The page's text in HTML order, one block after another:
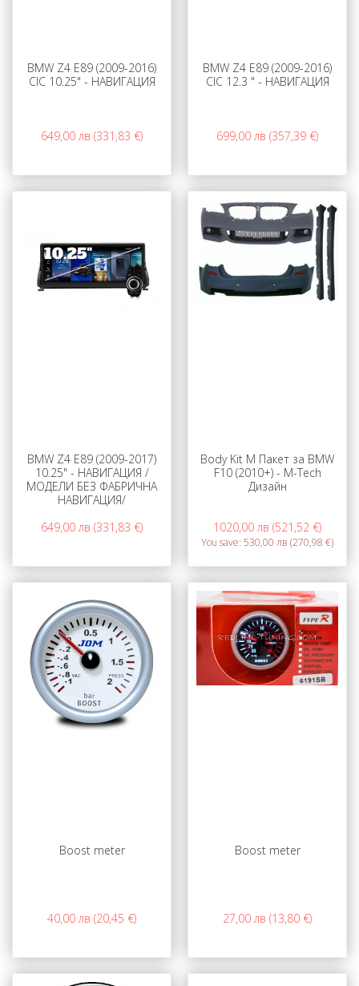
BMW Z4 E89 (2009-2016)
CIC 10.25" - НАВИГАЦИЯ
649,00 лв (331,83 €)
BMW Z4 E89 (2009-2016)
CIC 12.3 " - НАВИГАЦИЯ
699,00 лв (357,39 €)
BMW Z4 E89 (2009-2017)
10.25" - НАВИГАЦИЯ /
МОДЕЛИ БЕЗ ФАБРИЧНА
НАВИГАЦИЯ/
649,00 лв (331,83 €)
Body Kit М Пакет за BMW
F10 (2010+) - M-Tech
Дизайн
1020,00 лв (521,52 €)
You save: 530,00 лв (270,98 €)
Boost meter
40,00 лв (20,45 €)
Boost meter
27,00 лв (13,80 €)